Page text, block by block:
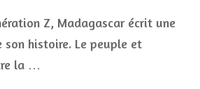
Z, Madagascar écrit une
histoire. Le peuple et
la …